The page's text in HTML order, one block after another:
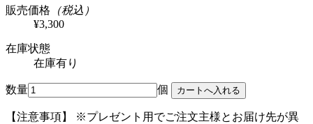
販売価格 （税込）
¥3,300
在庫状態
在庫有り
数量 個
【注意事項】
※プレゼント用でご注文主様とお届け先が異